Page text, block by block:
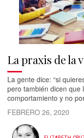
La praxis de la
La gente dice: “si
pero también dicen que
comportamiento y no
FEBRERO 26, 2020